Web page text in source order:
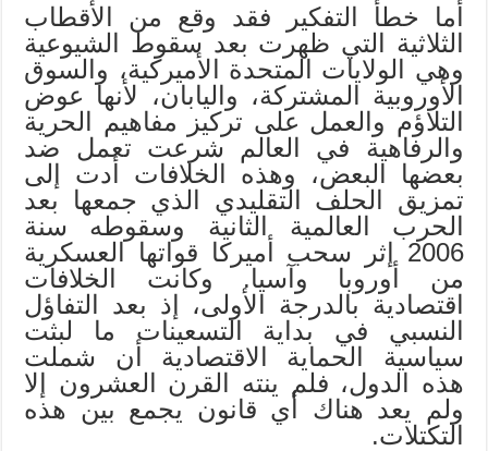
أما خطأ التفكير فقد وقع من الأقطاب
الثلاثية التي ظهرت بعد سقوط الشيوعية
وهي الولايات المتحدة الأميركية، والسوق
الأوروبية المشتركة، واليابان، لأنها عوض
التلاؤم والعمل على تركيز مفاهيم الحرية
والرفاهية في العالم شرعت تعمل ضد
بعضها البعض، وهذه الخلافات أدت إلى
تمزيق الحلف التقليدي الذي جمعها بعد
الحرب العالمية الثانية وسقوطه سنة
2006 إثر سحب أميركا قواتها العسكرية
من أوروبا وآسيا. وكانت الخلافات
اقتصادية بالدرجة الأولى، إذ بعد التفاؤل
النسبي في بداية التسعينات ما لبثت
سياسية الحماية الاقتصادية أن شملت
هذه الدول، فلم ينته القرن العشرون إلا
ولم يعد هناك أي قانون يجمع بين هذه
التكتلات.